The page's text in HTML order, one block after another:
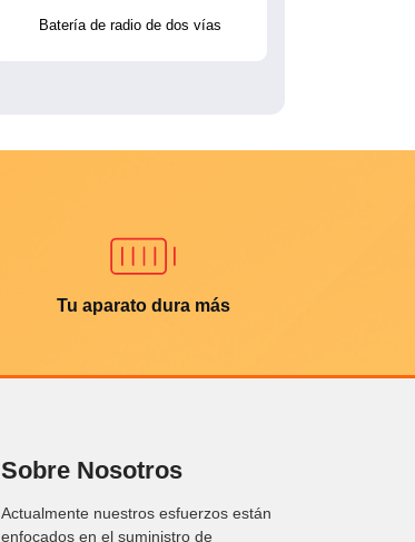
Batería de radio de dos vías
Tu aparato dura más
Sobre Nosotros
Actualmente nuestros esfuerzos están
enfocados en el suministro de